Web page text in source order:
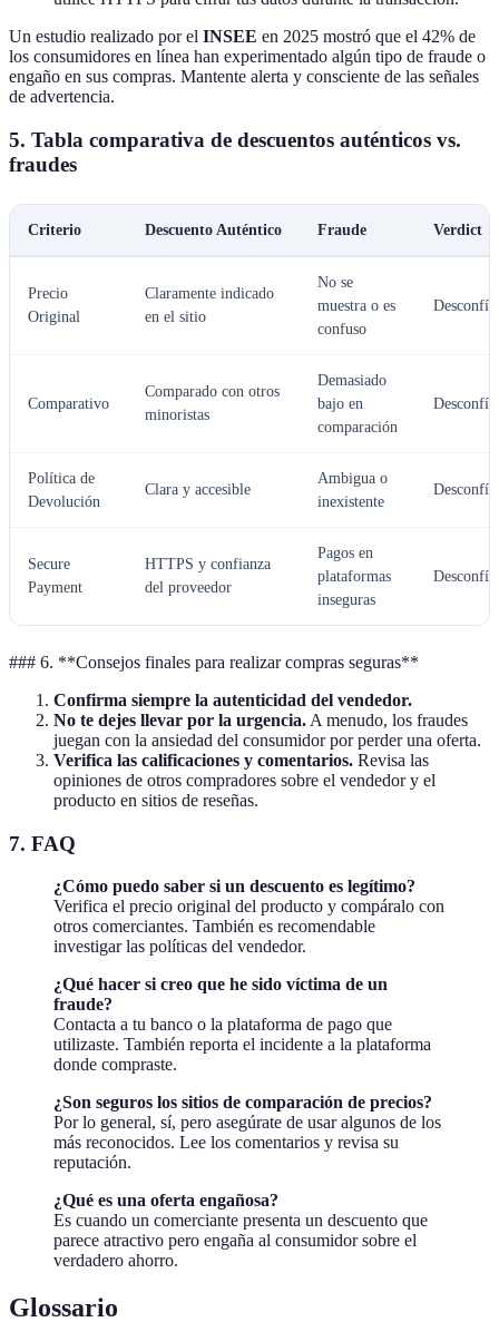
Un estudio realizado por el INSEE en 2025 mostró que el 42% de
los consumidores en línea han experimentado algún tipo de fraude o
engaño en sus compras. Mantente alerta y consciente de las señales
de advertencia.
5. Tabla comparativa de descuentos auténticos vs.
fraudes
Criterio Descuento Auténtico Fraude Verdict
Precio
Original
Claramente indicado
en el sitio
No se
muestra o es
confuso
Desconfía
Comparativo
Comparado con otros
minoristas
Demasiado
bajo en
comparación
Desconfía
Política de
Devolución
Clara y accesible
Ambigua o
inexistente
Desconfía
Secure
Payment
HTTPS y confianza
del proveedor
Pagos en
plataformas
inseguras
Desconfía
### 6. **Consejos finales para realizar compras seguras**
Confirma siempre la autenticidad del vendedor.
No te dejes llevar por la urgencia. A menudo, los fraudes
juegan con la ansiedad del consumidor por perder una oferta.
Verifica las calificaciones y comentarios. Revisa las
opiniones de otros compradores sobre el vendedor y el
producto en sitios de reseñas.
7. FAQ
¿Cómo puedo saber si un descuento es legítimo?
Verifica el precio original del producto y compáralo con
otros comerciantes. También es recomendable
investigar las políticas del vendedor.
¿Qué hacer si creo que he sido víctima de un
fraude?
Contacta a tu banco o la plataforma de pago que
utilizaste. También reporta el incidente a la plataforma
donde compraste.
¿Son seguros los sitios de comparación de precios?
Por lo general, sí, pero asegúrate de usar algunos de los
más reconocidos. Lee los comentarios y revisa su
reputación.
¿Qué es una oferta engañosa?
Es cuando un comerciante presenta un descuento que
parece atractivo pero engaña al consumidor sobre el
verdadero ahorro.
Glossario